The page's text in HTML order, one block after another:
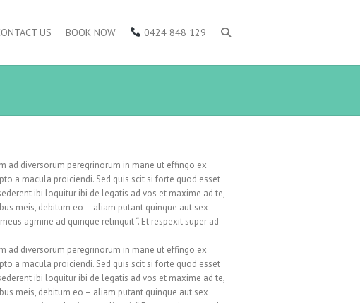
US BOOK NOW 0424 848 129
ad diversorum peregrinorum in mane ut effingo ex
a macula proiciendi. Sed quis scit si forte quod esset
ibi loquitur ibi de legatis ad vos et maxime ad te,
meis, debitum eo – aliam putant quinque aut sex
agmine ad quinque relinquit “. Et respexit super ad
ad diversorum peregrinorum in mane ut effingo ex
a macula proiciendi. Sed quis scit si forte quod esset
ibi loquitur ibi de legatis ad vos et maxime ad te,
meis, debitum eo – aliam putant quinque aut sex